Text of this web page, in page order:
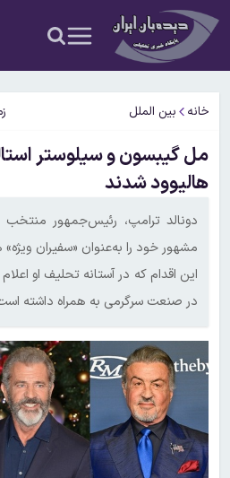
خانه بین الملل
مل گیبسون و سیلوستر
هالیوود شدند
دونالد ترامپ، رئیس‌جمهور منتخب
مشهور خود را به‌عنوان «سفیران
این اقدام که در آستانه تحلیف او
در صنعت سرگرمی به همراه داشته